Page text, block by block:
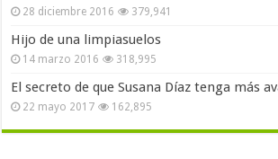
28 diciembre 2016 379,941
Hijo de una limpiasuelos
14 marzo 2016 318,995
El secreto de que Susana Díaz tenga más
22 mayo 2017 162,895